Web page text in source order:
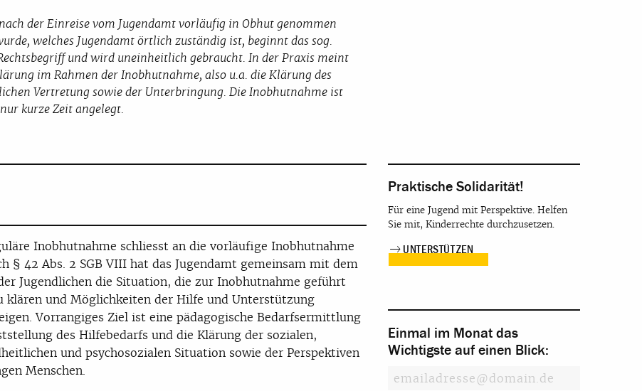
der Einreise vom Jugendamt vorläufig in Obhut genommen
welches Jugendamt örtlich zuständig ist, beginnt das sog.
und wird uneinheitlich gebraucht. In der Praxis meint
im Rahmen der Inobhutnahme, also u.a. die Klärung des
Vertretung sowie der Unterbringung. Die Inobhutnahme ist
kurze Zeit angelegt.
Inobhutnahme schliesst an die vorläufige Inobhutnahme
§ 42 Abs. 2 SGB VIII hat das Jugendamt gemeinsam mit dem
Jugendlichen die Situation, die zur Inobhutnahme geführt
klären und Möglichkeiten der Hilfe und Unterstützung
Vorrangiges Ziel ist eine pädagogische Bedarfsermittlung
des Hilfebedarfs und die Klärung der sozialen,
und psychosozialen Situation sowie der Perspektiven
Menschen.
Praktische Solidarität!
Für eine Jugend mit Perspektive. Helfen
Sie mit, Kinderrechte durchzusetzen.
UNTERSTÜTZEN
Einmal im Monat das
Wichtigste auf einen Blick: